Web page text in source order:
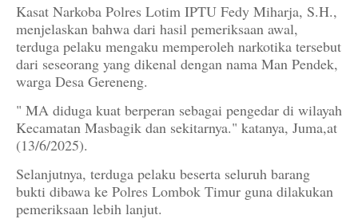
Kasat Narkoba Polres Lotim IPTU Fedy Miharja, S.H.,
menjelaskan bahwa dari hasil pemeriksaan awal,
terduga pelaku mengaku memperoleh narkotika tersebut
dari seseorang yang dikenal dengan nama Man Pendek,
warga Desa Gereneng.
" MA diduga kuat berperan sebagai pengedar di wilayah
Kecamatan Masbagik dan sekitarnya." katanya, Juma,at
(13/6/2025).
Selanjutnya, terduga pelaku beserta seluruh barang
bukti dibawa ke Polres Lombok Timur guna dilakukan
pemeriksaan lebih lanjut.